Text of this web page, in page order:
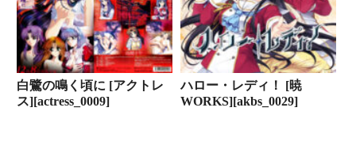
白鷺の鳴く頃に [アクトレ
ス][actress_0009]
ハロー・レディ！ [暁
WORKS][akbs_0029]